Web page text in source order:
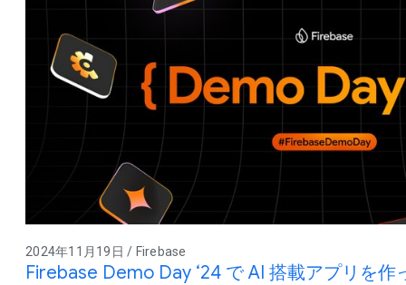
2024年11月19日 / Firebase
Firebase Demo Day ‘24 で AI 搭載アプリを作